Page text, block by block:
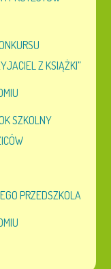
Z KSIĄŻKI”
SZKOLNY
PRZEDSZKOLA